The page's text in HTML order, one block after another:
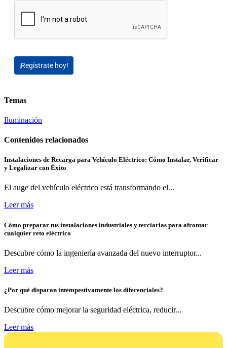
¡Regístrate hoy!
Temas
Iluminación
Contenidos relacionados
Instalaciones de Recarga para Vehículo Eléctrico: Cómo Instalar, Verificar
y Legalizar con Éxito
El auge del vehículo eléctrico está transformando el...
Leer más
Cómo preparar tus instalaciones industriales y terciarias para afrontar
cualquier reto eléctrico
Descubre cómo la ingeniería avanzada del nuevo interruptor...
Leer más
¿Por qué disparan intempestivamente los diferenciales?
Descubre cómo mejorar la seguridad eléctrica, reducir...
Leer más